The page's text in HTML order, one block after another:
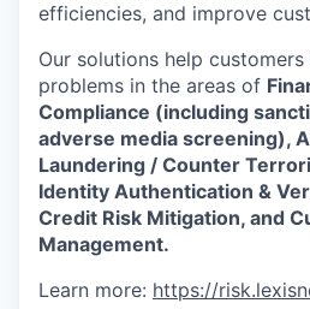
efficiencies, and improve
Our solutions help
problems in the areas of
Compliance (including
adverse media screening),
Laundering / Counter
Identity Authentication &
Credit Risk Mitigation, and
Management.
Learn more: https://